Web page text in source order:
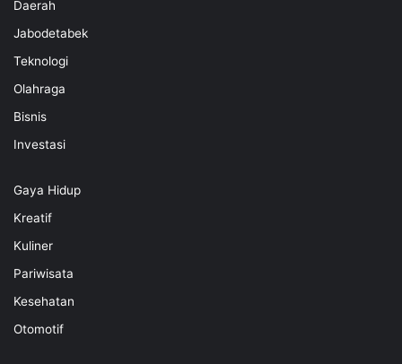
Daerah
Jabodetabek
Teknologi
Olahraga
Bisnis
Investasi
Gaya Hidup
Kreatif
Kuliner
Pariwisata
Kesehatan
Otomotif